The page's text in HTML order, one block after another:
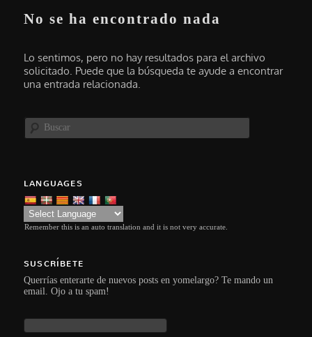
No se ha encontrado nada
Lo sentimos, pero no hay resultados para el archivo
solicitado. Puede que la búsqueda te ayude a encontrar
una entrada relacionada.
Buscar
LANGUAGES
Remember this is an auto translation and it is not very accurate.
SUSCRÍBETE
Querrías enterarte de nuevos posts en yomelargo? Te mando un
email. Ojo a tu spam!